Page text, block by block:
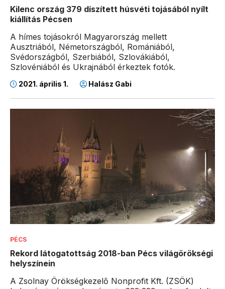
Kilenc ország 379 díszített húsvéti tojásából nyílt
kiállítás Pécsen
A hímes tojásokról Magyarország mellett
Ausztriából, Németországból, Romániából,
Svédországból, Szerbiából, Szlovákiából,
Szlovéniából és Ukrajnából érkeztek fotók.
2021. április 1. Halász Gabi
PÉCS
Rekord látogatottság 2018-ban Pécs világörökségi
helyszínein
A Zsolnay Örökségkezelő Nonprofit Kft. (ZSÖK)